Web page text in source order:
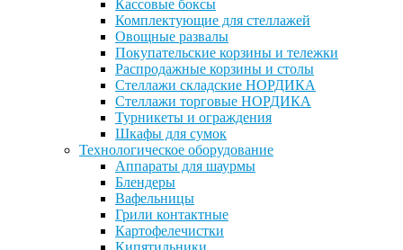
Кассовые боксы
Комплектующие для стеллажей
Овощные развалы
Покупательские корзины и тележки
Распродажные корзины и столы
Стеллажи складские НОРДИКА
Стеллажи торговые НОРДИКА
Турникеты и ограждения
Шкафы для сумок
Технологическое оборудование
Аппараты для шаурмы
Блендеры
Вафельницы
Грили контактные
Картофелечистки
Кипятильники